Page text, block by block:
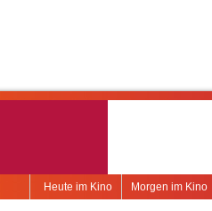
Morgen im Kino
Heute im Kino